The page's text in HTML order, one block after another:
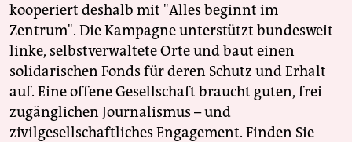
kooperiert deshalb mit "Alles beginnt im
Zentrum". Die Kampagne unterstützt bundesweit
linke, selbstverwaltete Orte und baut einen
solidarischen Fonds für deren Schutz und Erhalt
auf. Eine offene Gesellschaft braucht guten, frei
zugänglichen Journalismus – und
zivilgesellschaftliches Engagement. Finden Sie